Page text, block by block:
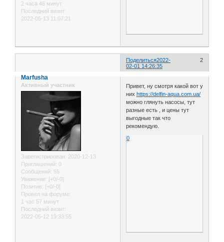
2 часа 46 минут
Последний визит:
2022-05-13 11:07:21
Поделиться 2
2022-
02-01 14:26:35
Marfusha
Активный участник
Зарегистрирован: 2020-12-13
Приглашений: 0
Сообщений: 55
Уважение: [+0/-0]
Позитив: [+0/-0]
Провел на форуме:
1 час 57 минут
Последний визит:
2022-05-12 19:33:55
Привет, ну смотря какой вот у
них https://delfin-aqua.com.ua/
можно глянуть насосы, тут
разные есть , и цены тут
выгодные так что
рекомендую.
0